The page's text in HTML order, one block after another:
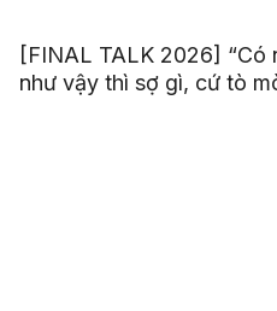
[FINAL TALK 2026] “Có
như vậy thì sợ gì, cứ tò